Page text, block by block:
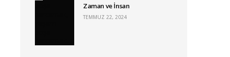
Zaman ve İnsan
TEMMUZ 22, 2024